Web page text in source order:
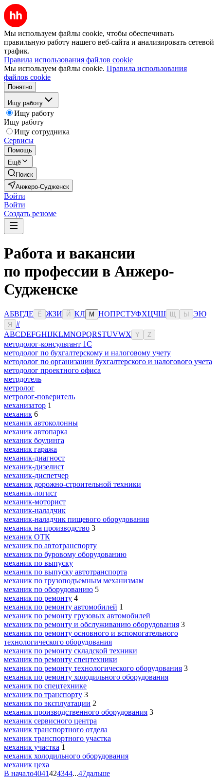
Мы используем файлы cookie, чтобы обеспечивать
правильную работу нашего веб-сайта и анализировать сетевой
трафик.
Правила использования файлов cookie
Мы используем файлы cookie. Правила использования
файлов cookie
Понятно
Ищу работу
Ищу работу
Ищу работу
Ищу сотрудника
Сервисы
Помощь
Ещё
Поиск
Анжеро-Судженск
Войти
Войти
Создать резюме
Работа и вакансии
по профессии в Анжеро-
Судженске
АБВГДЕ Ё ЖЗИ Й КЛ М НОПРСТУФХЦЧШ Ы ЭЮ
Я
#
ABCDEFGHIJKLMNOPQRSTUVWX Y Z
методолог-консультант 1С
методолог по бухгалтерскому и налоговому учету
методолог по организации бухгалтерского и налогового учета
методолог проектного офиса
метрдотель
метролог
метролог-поверитель
механизатор 1
механик 6
механик автоколонны
механик автопарка
механик боулинга
механик гаража
механик-диагност
механик-дизелист
механик-диспетчер
механик дорожно-строительной техники
механик-логист
механик-моторист
механик-наладчик
механик-наладчик пищевого оборудования
механик на производство 3
механик ОТК
механик по автотранспорту
механик по буровому оборудованию
механик по выпуску
механик по выпуску автотранспорта
механик по грузоподъемным механизмам
механик по оборудованию 5
механик по ремонту 4
механик по ремонту автомобилей 1
механик по ремонту грузовых автомобилей
механик по ремонту и обслуживанию оборудования 3
механик по ремонту основного и вспомогательного
технологического оборудования
механик по ремонту складской техники
механик по ремонту спецтехники
механик по ремонту технологического оборудования 3
механик по ремонту холодильного оборудования
механик по спецтехнике
механик по транспорту 3
механик по эксплуатации 2
механик производственного оборудования 3
механик сервисного центра
механик транспортного отдела
механик транспортного участка
механик участка 1
механик холодильного оборудования
механик цеха
В начало4041424344...47дальше